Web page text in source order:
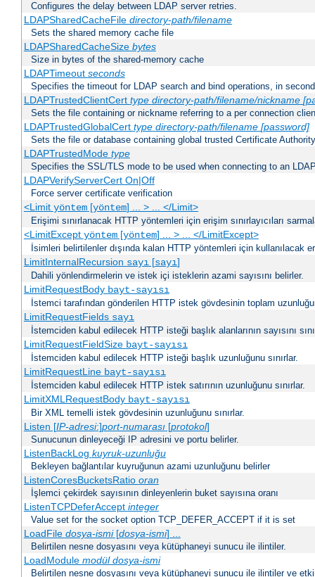
Configures the delay between LDAP server retries.
LDAPSharedCacheFile directory-path/filename
Sets the shared memory cache file
LDAPSharedCacheSize bytes
Size in bytes of the shared-memory cache
LDAPTimeout seconds
Specifies the timeout for LDAP search and bind operations, in
LDAPTrustedClientCert type directory-path/filename/nickname
Sets the file containing or nickname referring to a per connection
LDAPTrustedGlobalCert type directory-path/filename [password]
Sets the file or database containing global trusted Certificate
LDAPTrustedMode type
Specifies the SSL/TLS mode to be used when connecting to an
LDAPVerifyServerCert On|Off
Force server certificate verification
<Limit yöntem[yöntem] ... > ... </Limit>
Erişimi sınırlanacak HTTP yöntemleri için erişim sınırlayıcıları
<LimitExcept yöntem[yöntem] ... > ... </LimitExcept>
İsimleri belirtilenler dışında kalan HTTP yöntemleri için kullanılacak
LimitInternalRecursion sayı[sayı]
Dahili yönlendirmelerin ve istek içi isteklerin azami sayısını belirler.
LimitRequestBody bayt-sayısı
İstemci tarafından gönderilen HTTP istek gövdesinin toplam
LimitRequestFields sayı
İstemciden kabul edilecek HTTP isteği başlık alanlarının sayısını
LimitRequestFieldSize bayt-sayısı
İstemciden kabul edilecek HTTP isteği başlık uzunluğunu sınırlar.
LimitRequestLine bayt-sayısı
İstemciden kabul edilecek HTTP istek satırının uzunluğunu sınırlar.
LimitXMLRequestBody bayt-sayısı
Bir XML temelli istek gövdesinin uzunluğunu sınırlar.
Listen [IP-adresi:]port-numarası[protokol]
Sunucunun dinleyeceği IP adresini ve portu belirler.
ListenBackLog kuyruk-uzunluğu
Bekleyen bağlantılar kuyruğunun azami uzunluğunu belirler
ListenCoresBucketsRatio oran
İşlemci çekirdek sayısının dinleyenlerin buket sayısına oranı
ListenTCPDeferAccept integer
Value set for the socket option TCP_DEFER_ACCEPT if it is set
LoadFile dosya-ismi[dosya-ismi] ...
Belirtilen nesne dosyasını veya kütüphaneyi sunucu ile ilintiler.
LoadModule modül dosya-ismi
Belirtilen nesne dosyasını veya kütüphaneyi sunucu ile ilintiler ve